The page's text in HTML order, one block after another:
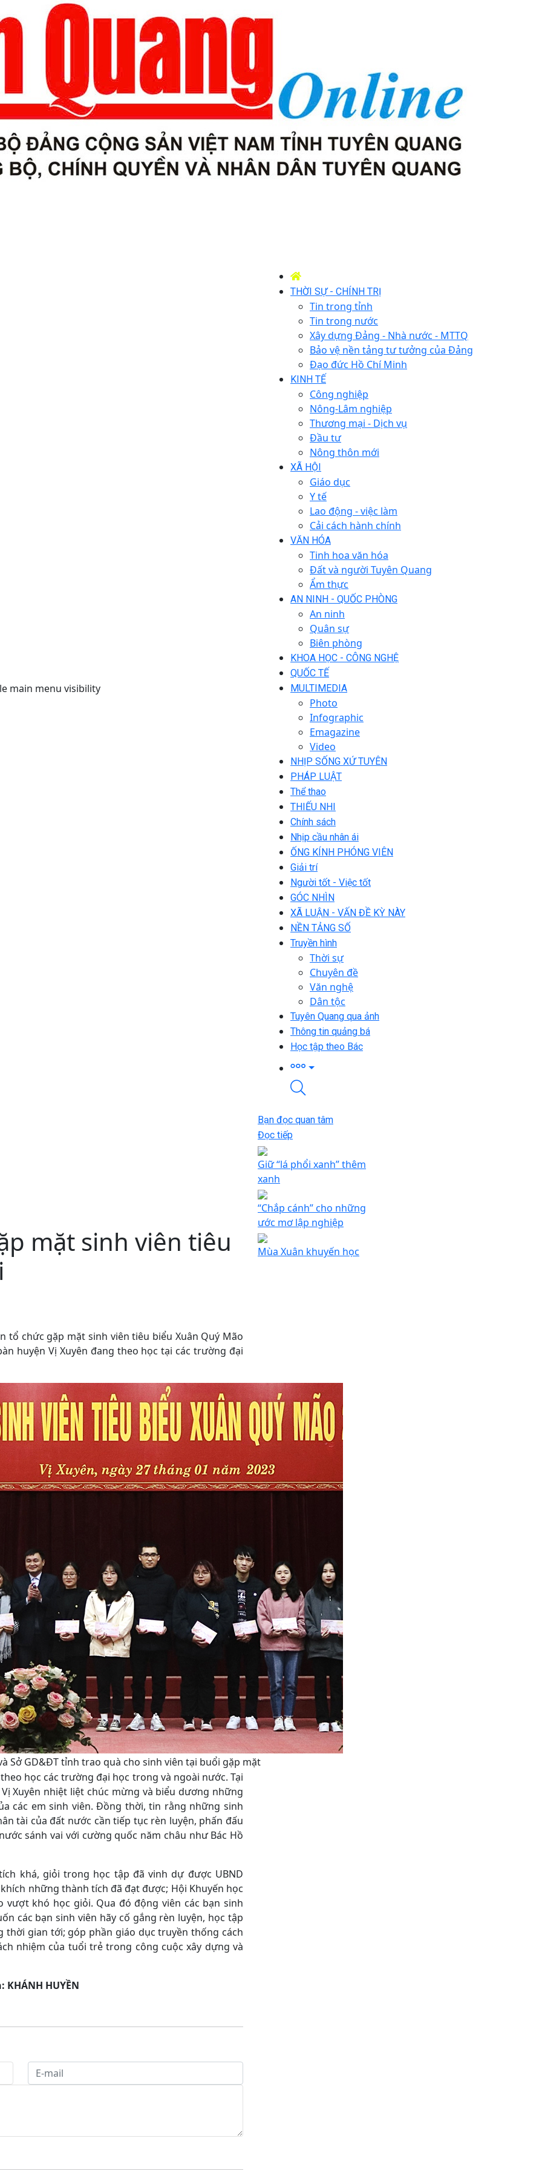
main menu visibility
THỜI SỰ - CHÍNH TRỊ
Tin trong tỉnh
Tin trong nước
Xây dựng Đảng - Nhà nước - MTTQ
Bảo vệ nền tảng tư tưởng của Đảng
Đạo đức Hồ Chí Minh
KINH TẾ
Công nghiệp
Nông-Lâm nghiệp
Thương mại - Dịch vụ
Đầu tư
Nông thôn mới
XÃ HỘI
Giáo dục
Y tế
Lao động - việc làm
Cải cách hành chính
VĂN HÓA
Tinh hoa văn hóa
Đất và người Tuyên Quang
Ẩm thực
AN NINH - QUỐC PHÒNG
An ninh
Quân sự
Biên phòng
KHOA HỌC - CÔNG NGHỆ
QUỐC TẾ
MULTIMEDIA
Photo
Infographic
Emagazine
Video
NHỊP SỐNG XỨ TUYÊN
PHÁP LUẬT
Thể thao
THIẾU NHI
Chính sách
Nhịp cầu nhân ái
ỐNG KÍNH PHÓNG VIÊN
Giải trí
Người tốt - Việc tốt
GÓC NHÌN
XÃ LUẬN - VẤN ĐỀ KỲ NÀY
NỀN TẢNG SỐ
Truyền hình
Thời sự
Chuyên đề
Văn nghệ
Dân tộc
Tuyên Quang qua ảnh
Thông tin quảng bá
Học tập theo Bác
mặt sinh viên tiêu
tổ chức gặp mặt sinh viên tiêu biểu Xuân Quý Mão
huyện Vị Xuyên đang theo học tại các trường đại
Sở GD&ĐT tỉnh trao quà cho sinh viên tại buổi gặp mặt
học các trường đại học trong và ngoài nước. Tại
Xuyên nhiệt liệt chúc mừng và biểu dương những
các em sinh viên. Đồng thời, tin rằng những sinh
tài của đất nước cần tiếp tục rèn luyện, phấn đấu
sánh vai với cường quốc năm châu như Bác Hồ
khá, giỏi trong học tập đã vinh dự được UBND
những thành tích đã đạt được; Hội Khuyến học
vượt khó học giỏi. Qua đó động viên các bạn sinh
các bạn sinh viên hãy cố gắng rèn luyện, học tập
gian tới; góp phần giáo dục truyền thống cách
nhiệm của tuổi trẻ trong công cuộc xây dựng và
KHÁNH HUYỀN
Bạn đọc quan tâm
Đọc tiếp
Giữ “lá phổi xanh” thêm
xanh
“Chắp cánh” cho những
ước mơ lập nghiệp
Mùa Xuân khuyến học